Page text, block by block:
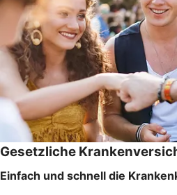
Gesetzliche
Einfach und schnell die